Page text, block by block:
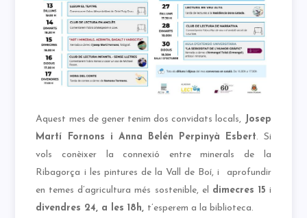
Aquest mes de gener tenim dos convidats locals,
Josep
Martí Fornons i Anna Belén Perpinyà Esbert. Si
vols conèixer la connexió entre minerals de la
Ribagorça i les pintures de la Vall de Boí, i aprofundir
en temes d’agricultura més sostenible, el dimecres 15 i
divendres 24, a les 18h, t’esperem a la biblioteca.